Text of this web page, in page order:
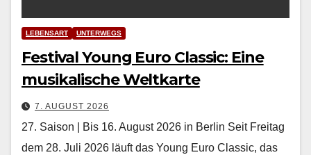
LEBENSART UNTERWEGS
Festival Young Euro Classic: Eine
musikalische Weltkarte
7. AUGUST 2026
27. Saison | Bis 16. August 2026 in Berlin Seit Fre­itag
dem 28. Juli 2026 läuft das Young Euro Clas­sic, das